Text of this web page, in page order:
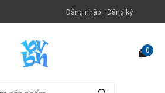
Đăng nhập Đăng ký
0